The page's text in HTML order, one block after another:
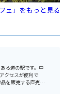
ェ」をもっと見る
る道の駅です。中
クセスが便利で
ブ中の休憩に最